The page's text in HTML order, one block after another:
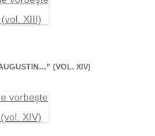
(VOL. XIV)